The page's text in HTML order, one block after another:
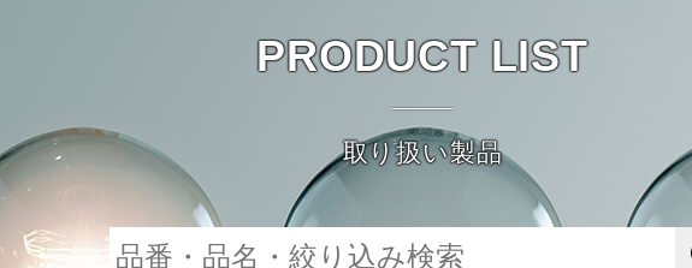
PRODUCT LIST
取り扱い製品